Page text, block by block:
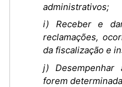
administrativos;
i) Receber e
reclamações,
da fiscalização e
j)
forem